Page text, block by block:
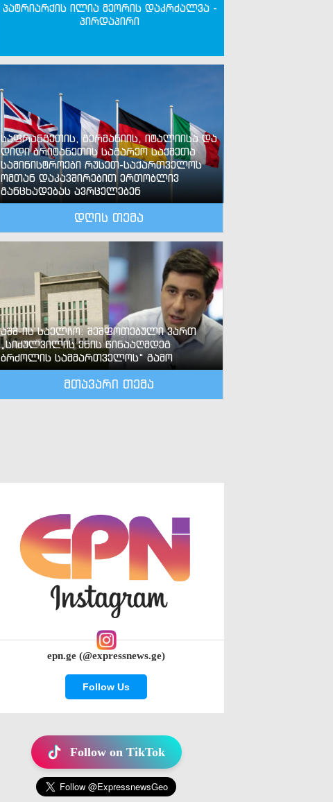
პატრიარქის ილია მეორის დაკრძალვა -
პირდაპირი
საფრანგეთის, გერმანიის, იტალიისა და
დიდი ბრიტანეთის საგარეო საქმეთა
სამინისტროები რუსეთ-საქართველოს
ომთან დაკავშირებით ერთობლივ
განცხადებას ავრცელებენ
დღის თემა
აშშ-ის საელჩო: შეშფოთებული ვართ
„სიძულვილის ენის წინააღმდეგ
ბრძოლის სამმართველოს“ გამო
მთავარი თემა
epn.ge (@expressnews.ge)
Follow Us
Follow on TikTok